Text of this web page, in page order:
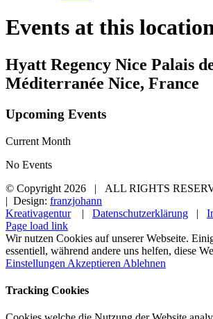
Events at this
Hyatt Regency Nice Palais
Méditerranée Nice, France
Upcoming Events
Current Month
No Events
© Copyright 2026 | ALL RIGHTS
| Design: franzjohann
Kreativagentur| Datenschutzerklärung |
Page load link
Wir nutzen Cookies auf unserer Webseite.
essentiell, während andere uns helfen, diese
Einstellungen Akzeptieren Ablehnen
Tracking Cookies